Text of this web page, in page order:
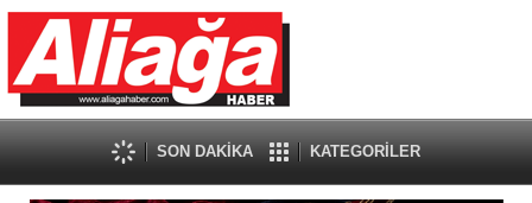
SON DAKİKA KATEGORİLER